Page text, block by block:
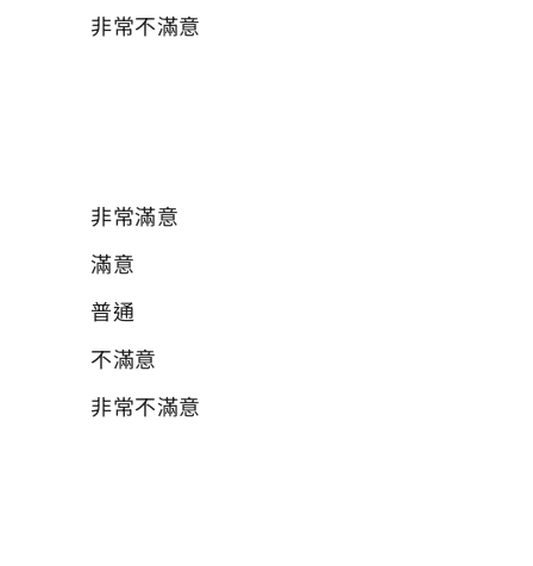
非常不滿意
非常滿意
滿意
普通
不滿意
非常不滿意